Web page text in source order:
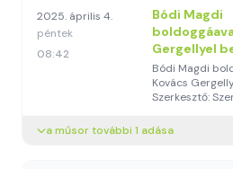
2025. április 4.
péntek
08:42
Bódi Magdi
Gergellyel
Bódi Magdi
Kovács
Szerkesztő:
a műsor további 1 adása